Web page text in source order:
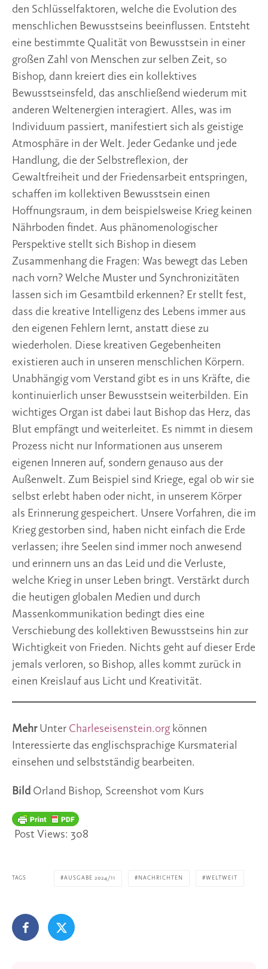
den Schlüsselfaktoren, welche die Evolution des
menschlichen Bewusstseins beeinflussen. Entsteht
eine bestimmte Qualität von Bewusstsein in einer
großen Zahl von Menschen zur selben Zeit, so
Bishop, dann kreiert dies ein kollektives
Bewusstseinsfeld, das anschließend wiederum mit
anderen Weltenergien interagiert. Alles, was im
Individuum passiert, manifestiert sich als geistige
Atmosphäre in der Welt. Jeder Gedanke und jede
Handlung, die der Selbstreflexion, der
Gewaltfreiheit und der Friedensarbeit entspringen,
schaffen im kollektiven Bewusstsein einen
Hoffnungsraum, in dem beispielsweise Krieg keinen
Nährboden findet. Aus phänomenologischer
Perspektive stellt sich Bishop in diesem
Zusammenhang die Fragen: Was bewegt das Leben
nach vorn? Welche Muster und Synchronizitäten
lassen sich im Gesamtbild erkennen? Er stellt fest,
dass die kreative Intelligenz des Lebens immer aus
den eigenen Fehlern lernt, anstatt diese zu
wiederholen. Diese kreativen Gegebenheiten
existieren auch in unseren menschlichen Körpern.
Unabhängig vom Verstand gibt es in uns Kräfte, die
kontinuierlich unser Bewusstsein weiterbilden. Ein
wichtiges Organ ist dabei laut Bishop das Herz, das
Blut empfängt und weiterleitet. Es nimmt in diesem
Prozess nicht nur Informationen aus unserem
eigenen Inneren auf, sondern genauso aus der
Außenwelt. Zum Beispiel sind Kriege, egal ob wir sie
selbst erlebt haben oder nicht, in unserem Körper
als Erinnerung gespeichert. Unsere Vorfahren, die im
Krieg gestorben sind, haben nicht einfach die Erde
verlassen; ihre Seelen sind immer noch anwesend
und erinnern uns an das Leid und die Verluste,
welche Krieg in unser Leben bringt. Verstärkt durch
die heutigen globalen Medien und durch
Massenkommunikation bedingt dies eine
Verschiebung des kollektiven Bewusstseins hin zur
Wichtigkeit von Frieden. Nichts geht auf dieser Erde
jemals verloren, so Bishop, alles kommt zurück in
einen Kreislauf aus Licht und Kreativität.
MehrUnter Charleseisenstein.org können
Interessierte das englischsprachige Kursmaterial
einsehen und selbstständig bearbeiten.
Bild Orland Bishop, Screenshot vom Kurs
Post Views: 308
TAGS AUSGABE 2024/11 NACHRICHTEN WELTWEIT